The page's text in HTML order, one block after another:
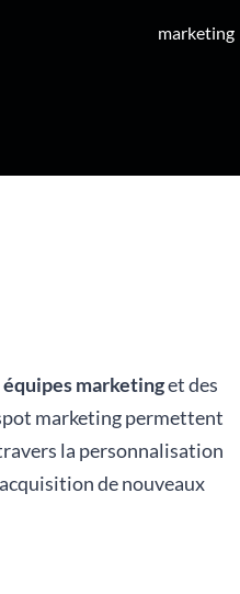
marketing
équipes marketinget des
marketing permettent
la personnalisation
de nouveaux